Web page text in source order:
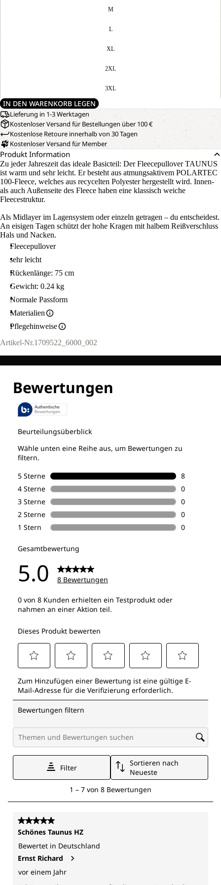
M
L
XL
2XL
3XL
IN DEN WARENKORB LEGEN
Lieferung in 1-3 Werktagen
Kostenloser Versand für Bestellungen über 100 €
Kostenlose Retoure innerhalb von 30 Tagen
Kostenloser Versand für Member
Produkt Information
Zu jeder Jahreszeit das ideale Basicteil: Der Fleecepullover TAUNUS
ist warm und sehr leicht. Er besteht aus atmungsaktivem POLARTEC
100-Fleece, welches aus recycelten Polyester hergestellt wird. Innen-
als auch Außenseite des Fleece haben eine klassisch weiche
Fleecestruktur.
Als Midlayer im Lagensystem oder einzeln getragen – du entscheidest.
An eisigen Tagen schützt der hohe Kragen mit halbem Reißverschluss
Hals und Nacken.
Fleecepullover
sehr leicht
Rückenlänge: 75 cm
Gewicht: 0.24 kg
Normale Passform
Materialien
Pflegehinweise
Artikel-Nr.1709522_6000_002